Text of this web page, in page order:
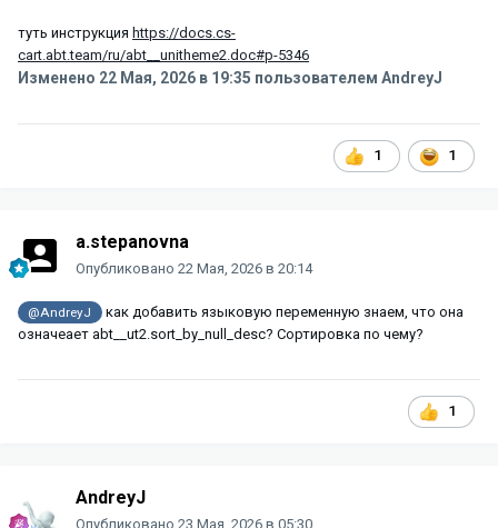
туть инструкция https://docs.cs-
cart.abt.team/ru/abt__unitheme2.doc#p-5346
Изменено 22 Мая, 2026 в 19:35 пользователем AndreyJ
1 1
a.stepanovna
Опубликовано 22 Мая, 2026 в 20:14
@AndreyJ
как добавить языковую переменную знаем, что она
означеает abt__ut2.sort_by_null_desc? Сортировка по чему?
1
AndreyJ
Опубликовано 23 Мая, 2026 в 05:30